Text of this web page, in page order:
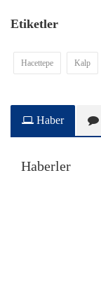
Etiketler
Hacettepe Kalp
Haber
Haberler